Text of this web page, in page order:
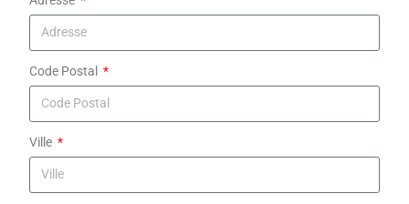
Code Postal
Ville